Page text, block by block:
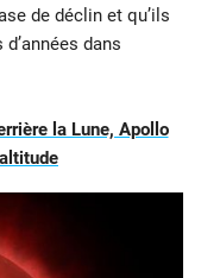
de déclin et qu’ils
dans
la Lune, Apollo